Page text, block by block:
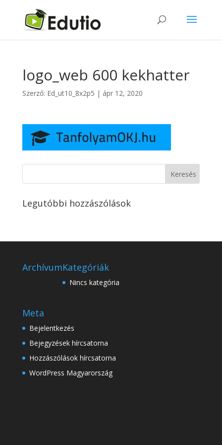
logo_web 600 kekhatter
Szerző: Ed_ut10_8x2p5 | ápr 12, 2020
Legutóbbi hozzászólások
ArchívumKategóriák
Nincs kategória
Meta
Bejelentkezés
Bejegyzések hírcsatorna
Hozzászólások hírcsatorna
WordPress Magyarország